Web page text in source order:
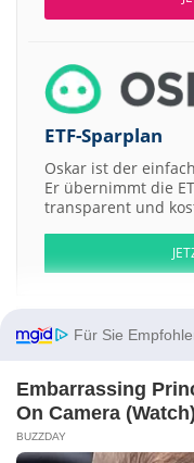
ETF-Sparplan
Oskar ist der
Er übernimmt die
transparent und
Aktien ATX DAX
Für Sie
Embarrassing
On Camera (Watch)
BUZZDAY